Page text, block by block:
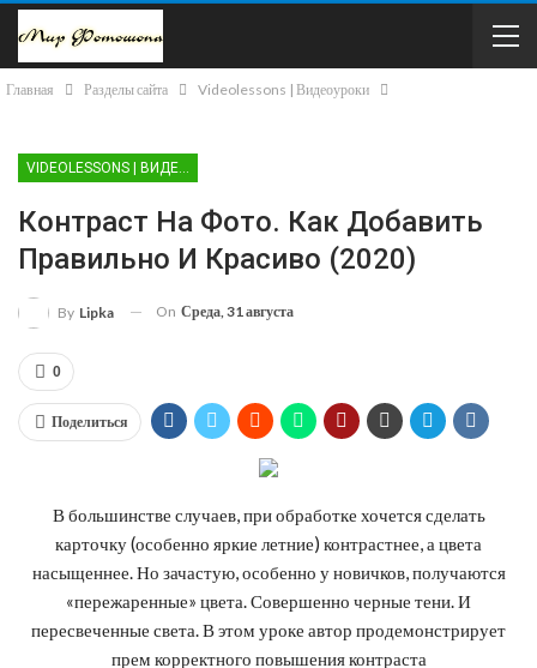
Главная Разделы сайта Videolessons | Видеоуроки
Контраст На Фото. Как Добавить
Правильно И Красиво (2020)
By Lipka On Среда, 31 августа
0
Поделиться
В большинстве случаев, при обработке хочется сделать
карточку (особенно яркие летние) контрастнее, а цвета
насыщеннее. Но зачастую, особенно у новичков, получаются
«пережаренные» цвета. Совершенно черные тени. И
пересвеченные света. В этом уроке автор продемонстрирует
прем корректного повышения контраста